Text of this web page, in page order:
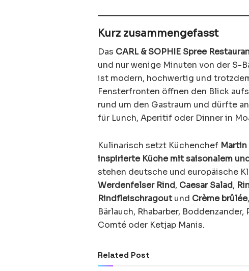
Kurz zusammengefasst
Das CARL & SOPHIE Spree
und nur wenige Minuten von der S-
ist modern, hochwertig und
Fensterfronten öffnen den Blick
rund um den Gastraum und dürfte
für Lunch, Aperitif oder Dinner in
Kulinarisch setzt Küchenchef
inspirierte Küche mit saisonalem
stehen deutsche und europäische
Werdenfelser Rind, Caesar Salad,
Rindfleischragoutund Crème brûlée
Bärlauch, Rhabarber,
Comté oder Ketjap Manis.
Related Post